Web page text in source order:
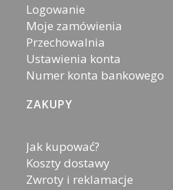
Logowanie
Moje zamówienia
Przechowalnia
Ustawienia konta
Numer konta bankowego
ZAKUPY
Jak kupować?
Koszty dostawy
Zwroty i reklamacje